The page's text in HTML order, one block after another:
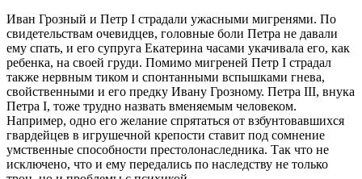
Иван Грозный и Петр I страдали ужасными мигренями. По
свидетельствам очевидцев, головные боли Петра не давали
ему спать, и его супруга Екатерина часами укачивала его, как
ребенка, на своей груди. Помимо мигреней Петр I страдал
также нервным тиком и спонтанными вспышками гнева,
свойственными и его предку Ивану Грозному. Петра III, внука
Петра I, тоже трудно назвать вменяемым человеком.
Например, одно его желание спрятаться от взбунтовавшихся
гвардейцев в игрушечной крепости ставит под сомнение
умственные способности престолонаследника. Так что не
исключено, что и ему передались по наследству не только